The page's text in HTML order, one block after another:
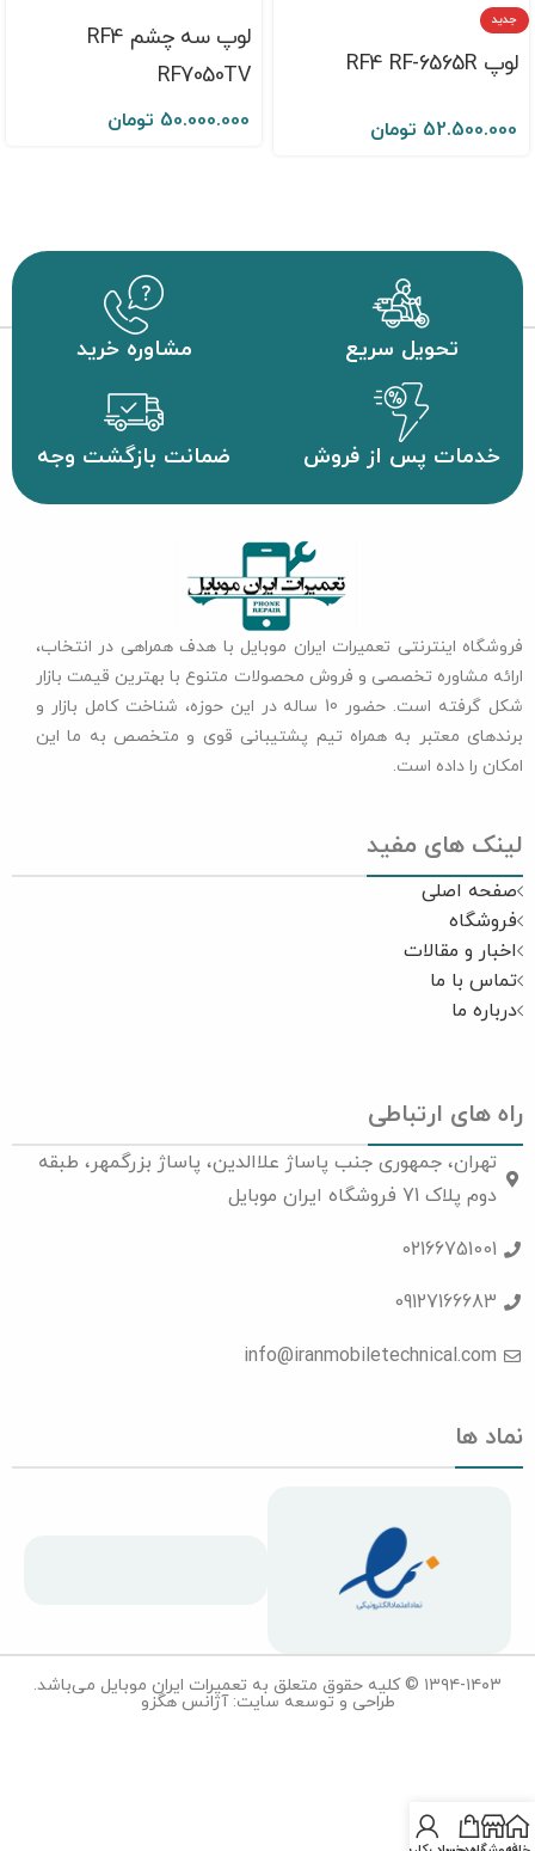
جدید
لوپ RF4 RF-6565R
52.500.000 تومان
لوپ سه چشم RF4
RF7050TV
50.000.000 تومان
تحویل سریع مشاوره خرید
خدمات پس از فروش ضمانت بازگشت وجه
فروشگاه اینترنتی تعمیرات ایران موبایل با هدف همراهی در انتخاب،
ارائه مشاوره تخصصی و فروش محصولات متنوع با بهترین قیمت بازار
شکل گرفته است. حضور 10 ساله در این حوزه، شناخت کامل بازار و
برندهای معتبر به همراه تیم پشتیبانی قوی و متخصص به ما این
امکان را داده است.
لینک های مفید
صفحه اصلی
فروشگاه
اخبار و مقالات
تماس با ما
درباره ما
راه های ارتباطی
تهران، جمهوری جنب پاساژ علاالدین، پاساژ بزرگمهر، طبقه
دوم پلاک 71 فروشگاه ایران موبایل
02166751001
09127166683
info@iranmobiletechnical.com
نماد ها
۱۳۹۴-۱۴۰۳ © کلیه حقوق متعلق به تعمیرات ایران موبایل می‌باشد.
طراحی و توسعه سایت: آژانس هگزو